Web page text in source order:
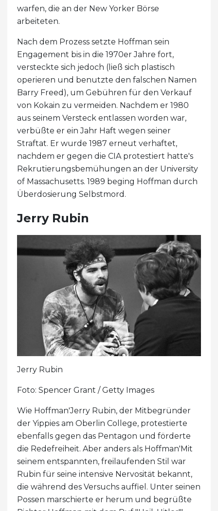
warfen, die an der New Yorker Börse
arbeiteten.
Nach dem Prozess setzte Hoffman sein
Engagement bis in die 1970er Jahre fort,
versteckte sich jedoch (ließ sich plastisch
operieren und benutzte den falschen Namen
Barry Freed), um Gebühren für den Verkauf
von Kokain zu vermeiden. Nachdem er 1980
aus seinem Versteck entlassen worden war,
verbüßte er ein Jahr Haft wegen seiner
Straftat. Er wurde 1987 erneut verhaftet,
nachdem er gegen die CIA protestiert hatte's
Rekrutierungsbemühungen an der University
of Massachusetts. 1989 beging Hoffman durch
Überdosierung Selbstmord.
Jerry Rubin
Jerry Rubin
Foto: Spencer Grant / Getty Images
Wie Hoffman'Jerry Rubin, der Mitbegründer
der Yippies am Oberlin College, protestierte
ebenfalls gegen das Pentagon und förderte
die Redefreiheit. Aber anders als Hoffman'Mit
seinem entspannten, freilaufenden Stil war
Rubin für seine intensive Nervosität bekannt,
die während des Versuchs auffiel. Unter seinen
Possen marschierte er herum und begrüßte